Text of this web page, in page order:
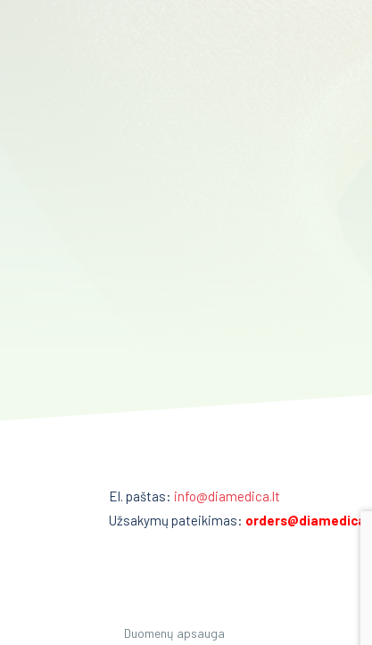
El. paštas: info@diamedica.lt
Užsakymų pateikimas: orders@diamedica.lt
Duomenų apsauga